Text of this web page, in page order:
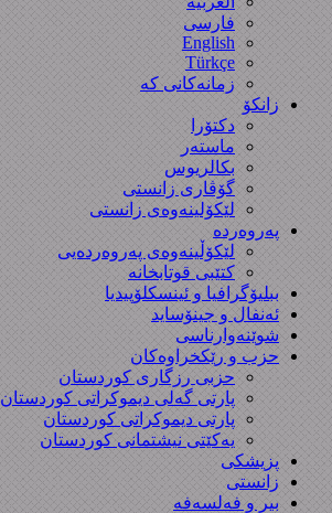
فارسی
English
Türkçe
زمانەکانی کە
زانکۆ
دکتۆرا
ماستەر
بکالریوس
گۆڤاری زانستی
لێکۆلینەوەی زانستی
پەروەردە
لێکۆڵینەوەی پەروەردەیی
کتێبی قوتابخانە
ببلیۆگرافیا و ئینسکلۆپیدیا
ئەنفال و جینۆساید
شوێنەوارناسی
حزب و رێکخراوەکان
حزبی رزگاری کوردستان
پارتی گەلی دیموکراتی کوردستان
پارتی دیموکراتی کوردستان
یەکێتی نیشتمانی کوردستان
پزیشکی
زانستی
بیر و فەلسەفە